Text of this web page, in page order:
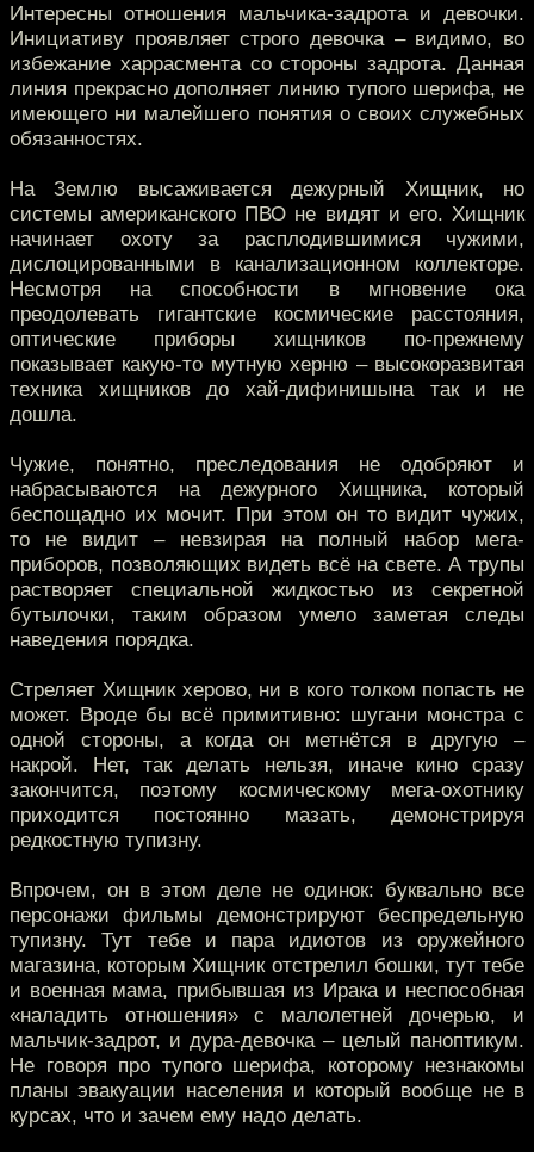
Интересны отношения мальчика-задрота и девочки.
Инициативу проявляет строго девочка – видимо, во
избежание харрасмента со стороны задрота. Данная
линия прекрасно дополняет линию тупого шерифа, не
имеющего ни малейшего понятия о своих служебных
обязанностях.
На Землю высаживается дежурный Хищник, но
системы американского ПВО не видят и его. Хищник
начинает охоту за расплодившимися чужими,
дислоцированными в канализационном коллекторе.
Несмотря на способности в мгновение ока
преодолевать гигантские космические расстояния,
оптические приборы хищников по-прежнему
показывает какую-то мутную херню – высокоразвитая
техника хищников до хай-дифинишына так и не
дошла.
Чужие, понятно, преследования не одобряют и
набрасываются на дежурного Хищника, который
беспощадно их мочит. При этом он то видит чужих,
то не видит – невзирая на полный набор мега-
приборов, позволяющих видеть всё на свете. А трупы
растворяет специальной жидкостью из секретной
бутылочки, таким образом умело заметая следы
наведения порядка.
Стреляет Хищник херово, ни в кого толком попасть не
может. Вроде бы всё примитивно: шугани монстра с
одной стороны, а когда он метнётся в другую –
накрой. Нет, так делать нельзя, иначе кино сразу
закончится, поэтому космическому мега-охотнику
приходится постоянно мазать, демонстрируя
редкостную тупизну.
Впрочем, он в этом деле не одинок: буквально все
персонажи фильмы демонстрируют беспредельную
тупизну. Тут тебе и пара идиотов из оружейного
магазина, которым Хищник отстрелил бошки, тут тебе
и военная мама, прибывшая из Ирака и неспособная
«наладить отношения» с малолетней дочерью, и
мальчик-задрот, и дура-девочка – целый паноптикум.
Не говоря про тупого шерифа, которому незнакомы
планы эвакуации населения и который вообще не в
курсах, что и зачем ему надо делать.